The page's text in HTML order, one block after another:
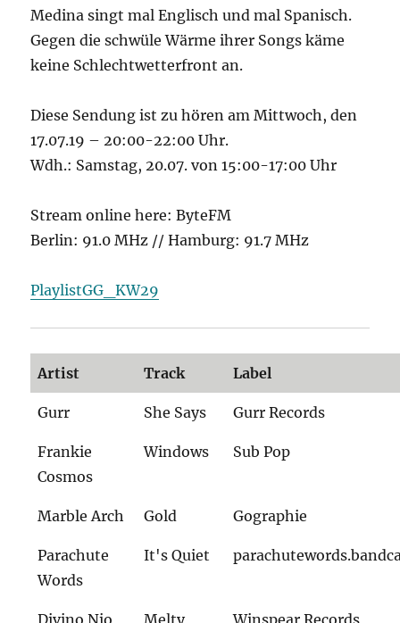
Medina singt mal Englisch und mal Spanisch.
Gegen die schwüle Wärme ihrer Songs käme
keine Schlechtwetterfront an.
Diese Sendung ist zu hören am Mittwoch, den
17.07.19 – 20:00-22:00 Uhr.
Wdh.: Samstag, 20.07. von 15:00-17:00 Uhr
Stream online here: ByteFM
Berlin: 91.0 MHz // Hamburg: 91.7 MHz
PlaylistGG_KW29
Artist Track Label
Gurr She Says Gurr Records
Frankie
Cosmos
Windows Sub Pop
Marble Arch Gold Gographie
Parachute
Words
It's Quiet
Divino Nio
Melty
Winspear Records